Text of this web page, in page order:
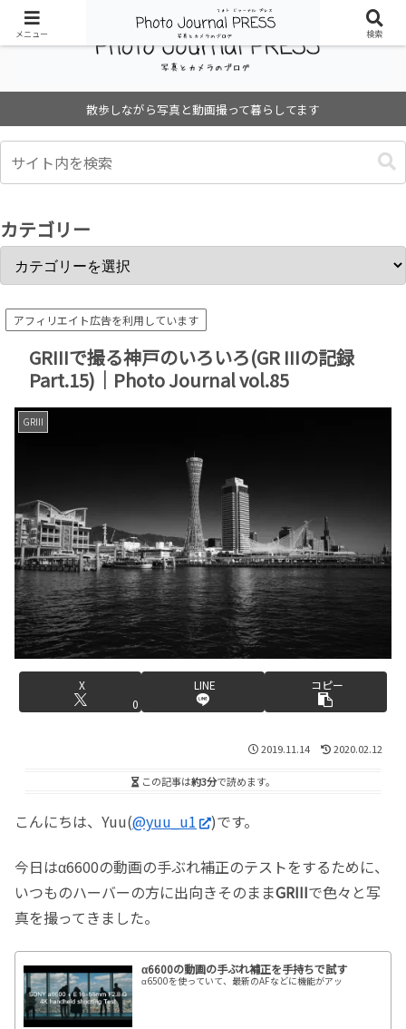
散歩しながら写真と動画撮って暮らしてます
カテゴリー
アフィリエイト広告を利用しています
GRIIIで撮る神戸のいろいろ(GR IIIの記録
Part.15)｜Photo Journal vol.85
GRIII
X
0
LINE コピー
2019.11.14 2020.02.12
この記事は約3分で読めます。
こんにちは、Yuu(@yuu_u1 )です。
今日はα6600の動画の手ぶれ補正のテストをするために、
いつものハーバーの方に出向きそのままGRIIIで色々と写
真を撮ってきました。
α6600の動画の手ぶれ補正を手持ちで試す
α6500を使っていて、最新のAFなどに機能がアッ
メニュー 検索